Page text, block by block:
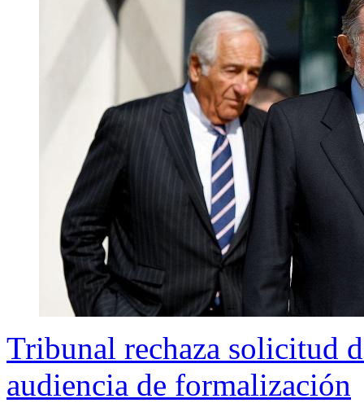
Tribunal rechaza solicitud
audiencia de formalización